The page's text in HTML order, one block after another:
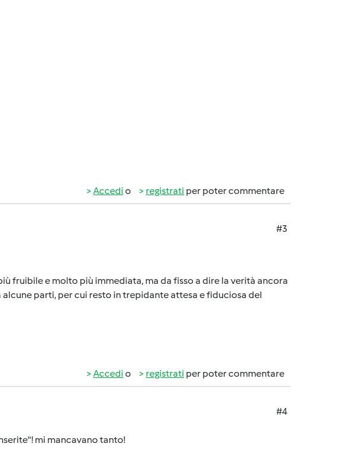
Accedi o registrati per poter commentare
#3
fruibile e molto più immediata, ma da fisso a dire la verità ancora
parti, per cui resto in trepidante attesa e fiduciosa del
Accedi o registrati per poter commentare
#4
mi mancavano tanto!